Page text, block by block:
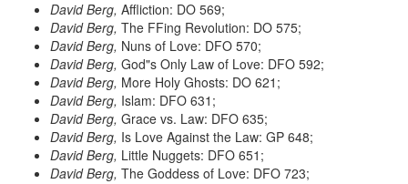
David Berg, Affliction: DO 569;
David Berg, The FFing Revolution: DO 575;
David Berg, Nuns of Love: DFO 570;
David Berg, God"s Only Law of Love: DFO 592;
David Berg, More Holy Ghosts: DO 621;
David Berg, Islam: DFO 631;
David Berg, Grace vs. Law: DFO 635;
David Berg, Is Love Against the Law: GP 648;
David Berg, Little Nuggets: DFO 651;
David Berg, The Goddess of Love: DFO 723;